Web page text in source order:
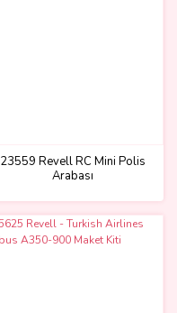
23559 Revell RC Mini Polis
Arabası